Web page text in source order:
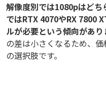
解像度別では1080pはど
ではRTX 4070やRX 7800
ルが必要という傾向があり
の差は小さくなるため、
の選択肢です。